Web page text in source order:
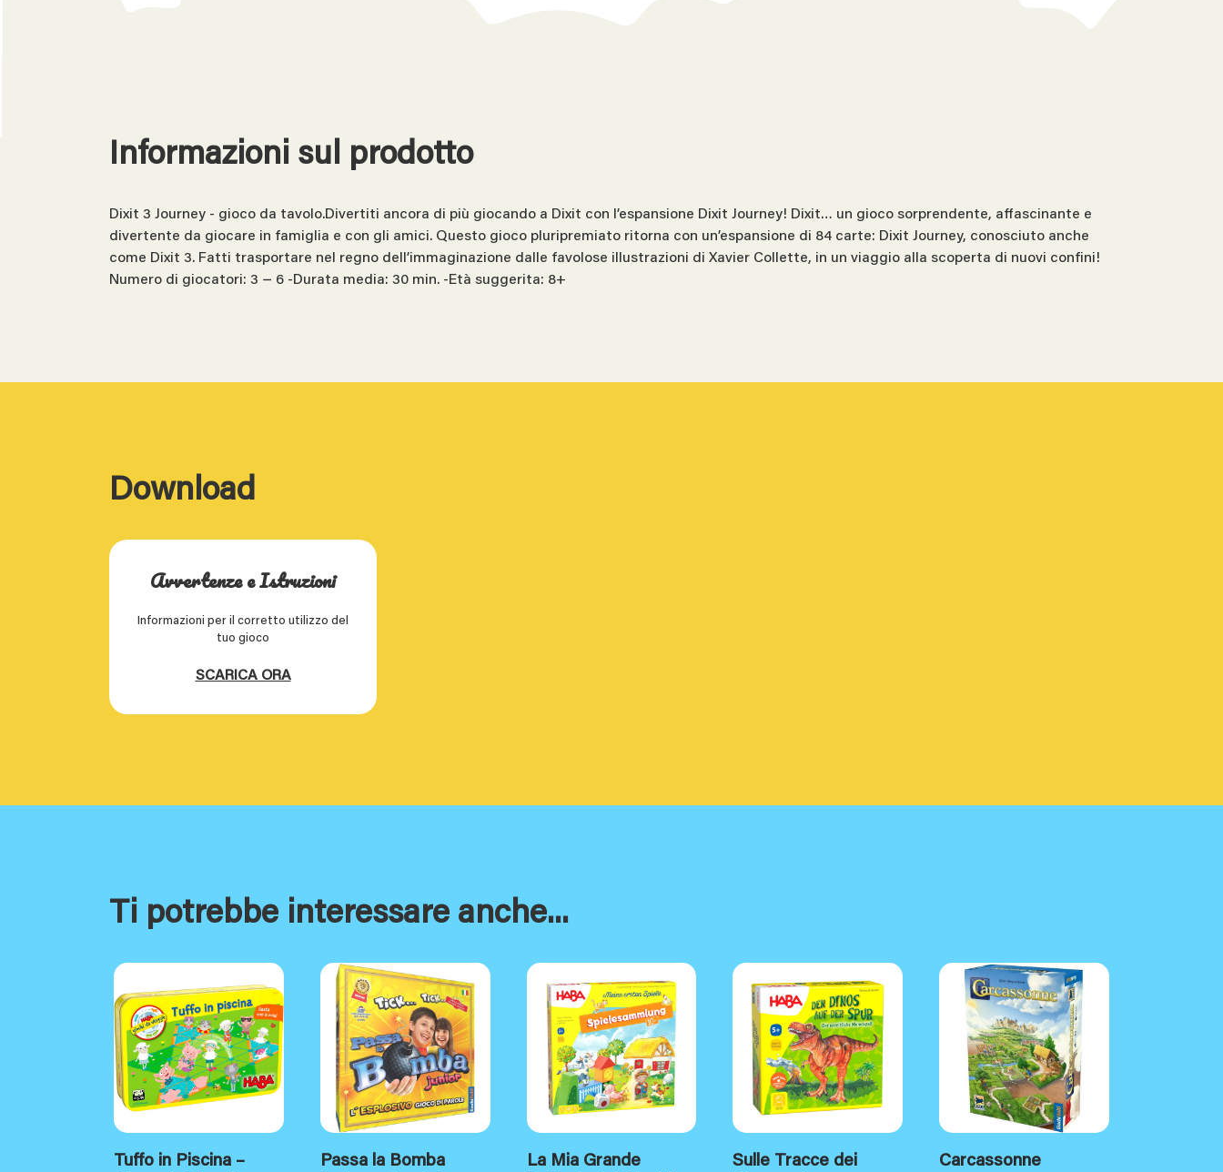
Informazioni sul prodotto
Dixit 3 Journey - gioco da tavolo.Divertiti ancora di più giocando a Dixit con l’espansione Dixit Journey! Dixit… un gioco sorprendente, affascinante e
divertente da giocare in famiglia e con gli amici. Questo gioco pluripremiato ritorna con un’espansione di 84 carte: Dixit Journey, conosciuto anche
come Dixit 3. Fatti trasportare nel regno dell’immaginazione dalle favolose illustrazioni di Xavier Collette, in un viaggio alla scoperta di nuovi confini!
Numero di giocatori: 3 − 6 -Durata media: 30 min. -Età suggerita: 8+
Download
Avvertenze e Istruzioni
Informazioni per il corretto utilizzo del
tuo gioco
SCARICA ORA
Ti potrebbe interessare anche...
Tuffo in Piscina –
Passa la Bomba
La Mia Grande
Sulle Tracce dei
Carcassonne